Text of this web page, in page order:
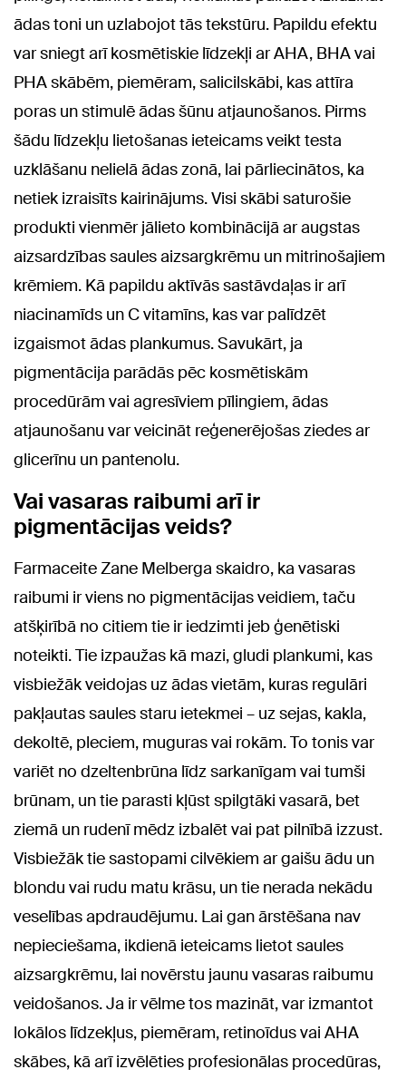
ādas toni un uzlabojot tās tekstūru. Papildu efektu
var sniegt arī kosmētiskie līdzekļi ar AHA, BHA vai
PHA skābēm, piemēram, salicilskābi, kas attīra
poras un stimulē ādas šūnu atjaunošanos. Pirms
šādu līdzekļu lietošanas ieteicams veikt testa
uzklāšanu nelielā ādas zonā, lai pārliecinātos, ka
netiek izraisīts kairinājums. Visi skābi saturošie
produkti vienmēr jālieto kombinācijā ar augstas
aizsardzības saules aizsargkrēmu un mitrinošajiem
krēmiem. Kā papildu aktīvās sastāvdaļas ir arī
niacinamīds un C vitamīns, kas var palīdzēt
izgaismot ādas plankumus. Savukārt, ja
pigmentācija parādās pēc kosmētiskām
procedūrām vai agresīviem pīlingiem, ādas
atjaunošanu var veicināt reģenerējošas ziedes ar
glicerīnu un pantenolu.
Vai vasaras raibumi arī ir
pigmentācijas veids?
Farmaceite Zane Melberga skaidro, ka vasaras
raibumi ir viens no pigmentācijas veidiem, taču
atšķirībā no citiem tie ir iedzimti jeb ģenētiski
noteikti. Tie izpaužas kā mazi, gludi plankumi, kas
visbiežāk veidojas uz ādas vietām, kuras regulāri
pakļautas saules staru ietekmei – uz sejas, kakla,
dekoltē, pleciem, muguras vai rokām. To tonis var
variēt no dzeltenbrūna līdz sarkanīgam vai tumši
brūnam, un tie parasti kļūst spilgtāki vasarā, bet
ziemā un rudenī mēdz izbalēt vai pat pilnībā izzust.
Visbiežāk tie sastopami cilvēkiem ar gaišu ādu un
blondu vai rudu matu krāsu, un tie nerada nekādu
veselības apdraudējumu. Lai gan ārstēšana nav
nepieciešama, ikdienā ieteicams lietot saules
aizsargkrēmu, lai novērstu jaunu vasaras raibumu
veidošanos. Ja ir vēlme tos mazināt, var izmantot
lokālos līdzekļus, piemēram, retinoīdus vai AHA
skābes, kā arī izvēlēties profesionālas procedūras,